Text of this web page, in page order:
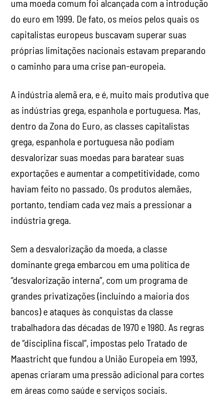
uma moeda comum foi alcançada com a introdução
do euro em 1999. De fato, os meios pelos quais os
capitalistas europeus buscavam superar suas
próprias limitações nacionais estavam preparando
o caminho para uma crise pan-europeia.
A indústria alemã era, e é, muito mais produtiva que
as indústrias grega, espanhola e portuguesa. Mas,
dentro da Zona do Euro, as classes capitalistas
grega, espanhola e portuguesa não podiam
desvalorizar suas moedas para baratear suas
exportações e aumentar a competitividade, como
haviam feito no passado. Os produtos alemães,
portanto, tendiam cada vez mais a pressionar a
indústria grega.
Sem a desvalorização da moeda, a classe
dominante grega embarcou em uma política de
“desvalorização interna”, com um programa de
grandes privatizações (incluindo a maioria dos
bancos) e ataques às conquistas da classe
trabalhadora das décadas de 1970 e 1980. As regras
de “disciplina fiscal”, impostas pelo Tratado de
Maastricht que fundou a União Europeia em 1993,
apenas criaram uma pressão adicional para cortes
em áreas como saúde e serviços sociais.